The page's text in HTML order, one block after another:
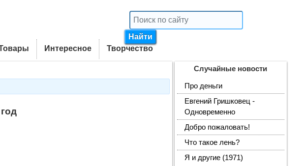
Интересное Творчество
Случайные новости
Про деньги
Евгений Гришковец -
Одновременно
Добро пожаловать!
Что такое лень?
Я и другие (1971)